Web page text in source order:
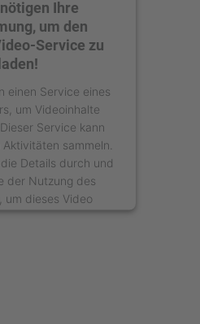
Ihre
um den
Service zu
einen Service eines
um Videoinhalte
Service kann
sammeln.
Details durch und
der Nutzung des
um dieses Video